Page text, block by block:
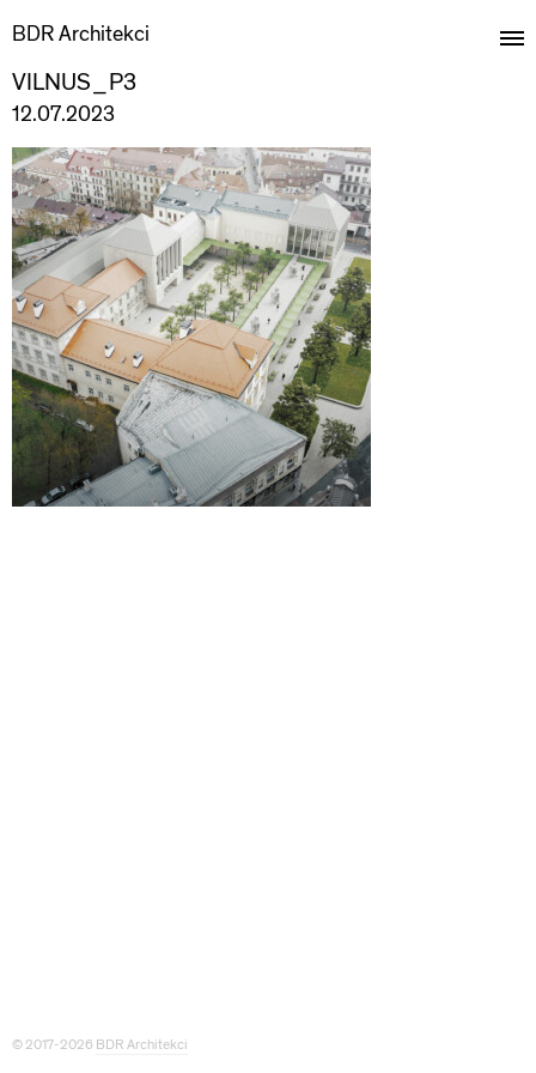
BDR Architekci
VILNUS_P3
12.07.2023
© 2017-2026 BDR Architekci